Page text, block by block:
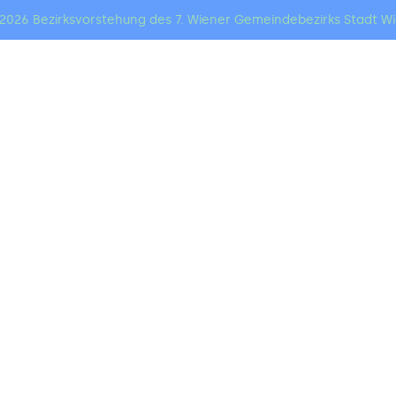
Bezirksvorstehung des 7. Wiener Gemeindebezirks Stadt